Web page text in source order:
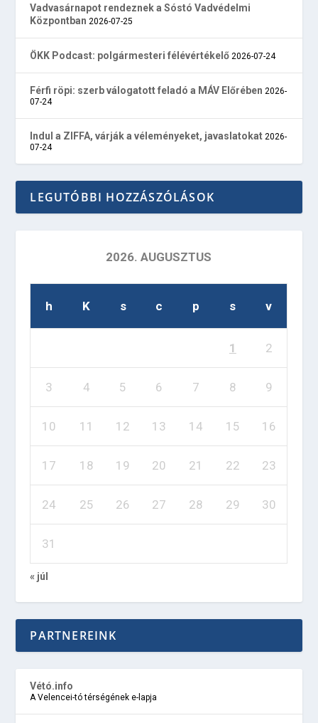
Vadvasárnapot rendeznek a Sóstó Vadvédelmi
Központban 2026-07-25
ÖKK Podcast: polgármesteri félévértékelő 2026-07-24
Férfi röpi: szerb válogatott feladó a MÁV Előrében 2026-
07-24
Indul a ZIFFA, várják a véleményeket, javaslatokat 2026-
07-24
LEGUTÓBBI HOZZÁSZÓLÁSOK
2026. AUGUSZTUS
h K s c p s v
1 2
3 4 5 6 7 8 9
10 11 12 13 14 15 16
17 18 19 20 21 22 23
24 25 26 27 28 29 30
31
« júl
PARTNEREINK
Vétó.info
A Velencei-tó térségének e-lapja